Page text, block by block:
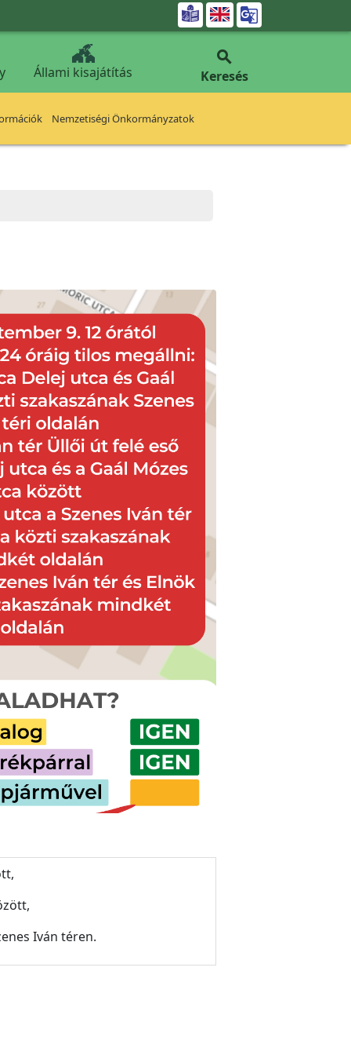

Állami kisajátítás

Keresés
Nemzetiségi Önkormányzatok
Iván téren.